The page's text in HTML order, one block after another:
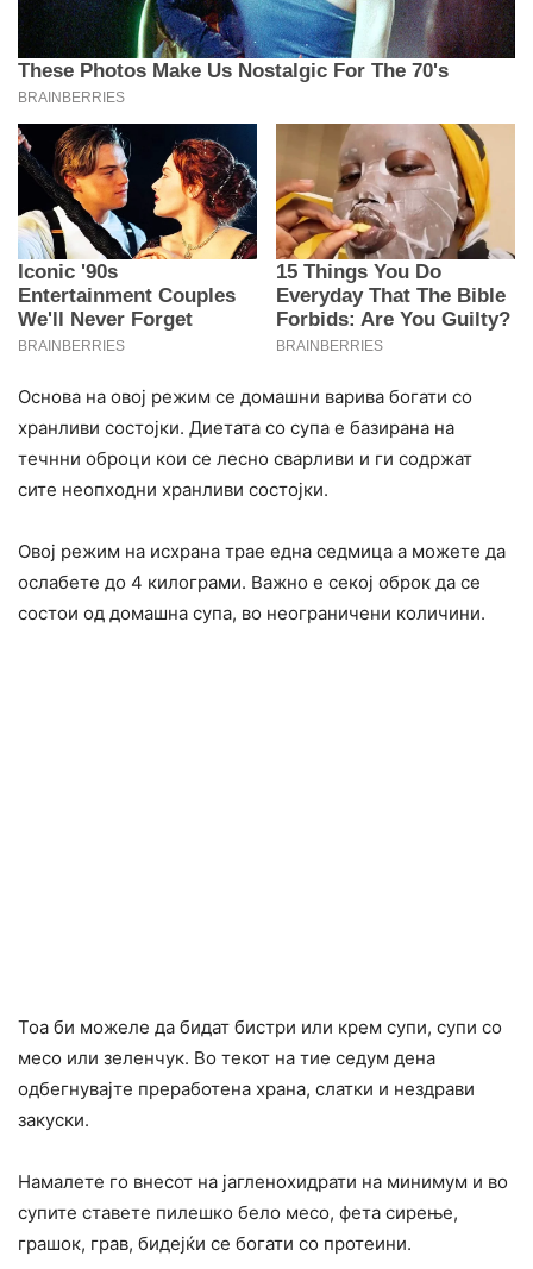
Основа на овој режим се домашни варива богати со
хранливи состојки. Диетата со супа е базирана на
течнни оброци кои се лесно сварливи и ги содржат
сите неопходни хранливи состојки.
Овој режим на исхрана трае една седмица а можете да
ослабете до 4 килограми. Важно е секој оброк да се
состои од домашна супа, во неограничени количини.
Тоа би можеле да бидат бистри или крем супи, супи со
месо или зеленчук. Во текот на тие седум дена
одбегнувајте преработена храна, слатки и нездрави
закуски.
Намалете го внесот на јагленохидрати на минимум и во
супите ставете пилешко бело месо, фета сирење,
грашок, грав, бидејќи се богати со протеини.